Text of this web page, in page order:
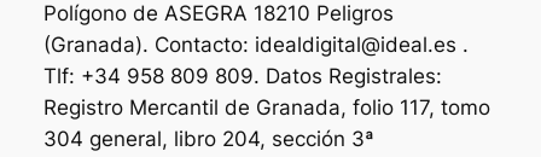
Polígono de ASEGRA 18210 Peligros
(Granada). Contacto: idealdigital@ideal.es .
Tlf: +34 958 809 809. Datos Registrales:
Registro Mercantil de Granada, folio 117, tomo
304 general, libro 204, sección 3ª